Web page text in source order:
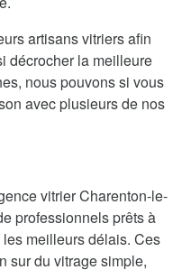
artisans vitriers afin
décrocher la meilleure
nous pouvons si vous
avec plusieurs de nos
vitrier Charenton-le-
professionnels prêts à
meilleurs délais. Ces
sur du vitrage simple,